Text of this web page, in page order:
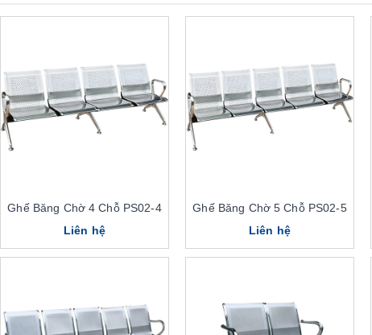
Ghế Băng Chờ 4 Chỗ PS02-4
Liên hệ
Ghế Băng Chờ 5 Chỗ PS02-5
Liên hệ